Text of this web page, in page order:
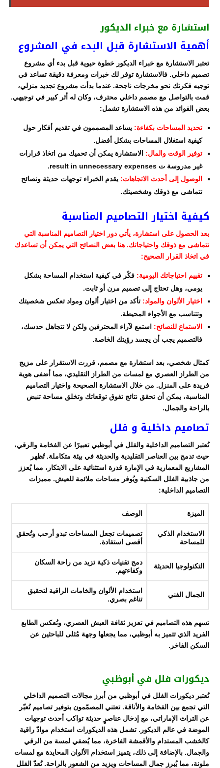
استشارة مع خبراء الديكور
أهمية الاستشارة قبل البدء في المشروع
تعتبر الاستشارة مع خبراء الديكور خطوة حيوية قبل بدء أي مشروع
تصميم داخلي. فالاستشارة توفر لك خبرات ومعرفة دقيقة تساعد في
توجيه فكرتك نحو مخرجات ناجحة. عندما بدأت مشروع تجديد منزلي،
قمت بالتواصل مع مصمم داخلي محترف، وكان له أثر كبير في توجيهي.
بعض الفوائد من هذه الاستشارة تشمل:
تحديد المساحات بكفاءة: يساعد المصممون في تقديم أفكار حول
كيفية استغلال المساحات بشكل أفضل.
توفير الوقت والمال: الاستشارة يمكن أن تحميك من اتخاذ قرارات
غير مدروسة ت result in unnecessary expenses.
الوصول إلى أحدث الاتجاهات: يقدم الخبراء توجهات حديثة ونصائح
تتماشى مع ذوقك وشخصيتك.
كيفية اختيار التصاميم المناسبة
بعد الحصول على استشارة، يأتي دور اختيار التصاميم المناسبة التي
تتماشى مع ذوقك واحتياجاتك. هنا بعض النصائح التي يمكن أن تساعدك
في اتخاذ القرار الصحيح:
تقييم احتياجاتك اليومية: فكّر في كيفية استخدام المساحة بشكل
يومي، وهل تحتاج إلى تصميم مرن أو ثابت.
اختيار الألوان والمواد: تأكد من اختيار ألوان ومواد تعكس شخصيتك
وتتناسب مع الأجواء المحيطة.
الاستماع للنصائح: استمع لآراء المحترفين ولكن لا تتجاهل حدسك،
فالتصميم يجب أن يجسد رؤيتك الخاصة.
كمثال شخصي، بعد استشارة مع مصمم، قررت الاستقرار على مزيج
من الطراز العصري مع لمسات من الطراز التقليدي، مما أضفى هوية
فريدة على المنزل. من خلال الاستشارة الصحيحة واختيار التصاميم
المناسبة، يمكن أن تحقق نتائج تفوق توقعاتك وتخلق مساحة تنبض
بالراحة والجمال.
تصاميم داخلية و فلل
تُعتبر التصاميم الداخلية والفلل في أبوظبي تعبيرًا عن الفخامة والرقي،
حيث تدمج بين العناصر التقليدية والحديثة في بيئة متكاملة. تُظهر
المشاريع المعمارية في الإمارة قدرة استثنائية على الابتكار، مما يُعزز
من جاذبية الفلل السكنية ويُوفر مساحات ملائمة للعيش. مميزات
التصاميم الداخلية:
الميزة الوصف
الاستخدام الذكي
للمساحة
تصميمات تجعل المساحات تبدو أرحب وتُحقق
أقصى استفادة.
التكنولوجيا الحديثة
دمج تقنيات ذكية تزيد من راحة السكان
وكفاءتهم.
الجمال الفني
استخدام الألوان والخامات الراقية لتحقيق
تناغم بصري.
تسهم هذه التصاميم في تعزيز ثقافة العيش العصري، وتُعكس الطابع
الفريد الذي تتميز به أبوظبي، مما يجعلها وجهة مُثلى للباحثين عن
السكن الفاخر.
ديكورات فلل في أبوظبي
تُعتبر ديكورات الفلل في أبوظبي من أبرز مجالات التصميم الداخلي
التي تجمع بين الفخامة والأناقة. تعتني المصمّمون بتوفير تصاميم تُعبّر
عن التراث الإماراتي، مع إدخال عناصرٍ حديثة تواكب أحدث توجهات
الموضة في عالم الديكور. تشمل هذه الديكورات استخدام موادّ راقية
كالخشب المستدام والأقمشة الفاخرة، مما يُضفي لمسة من الرقي
والجمال. بالإضافة إلى ذلك، يتميز استخدام الألوان المحايدة مع لمسات
ملونة، مما يُبرز جمال المساحات ويزيد من الشعور بالراحة. تُعدّ الفلل